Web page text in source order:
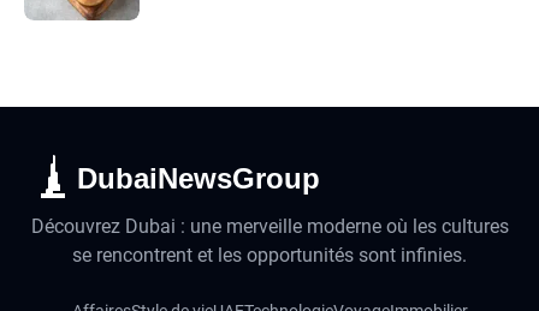
DubaiNewsGroup
Découvrez Dubai : une merveille moderne où les cultures
se rencontrent et les opportunités sont infinies.